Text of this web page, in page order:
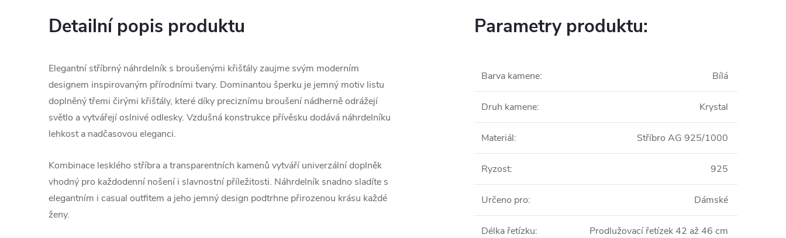
Detailní popis produktu
Elegantní stříbrný náhrdelník s broušenými křišťály zaujme svým moderním
designem inspirovaným přírodními tvary. Dominantou šperku je jemný motiv listu
doplněný třemi čirými křišťály, které díky preciznímu broušení nádherně odrážejí
světlo a vytvářejí oslnivé odlesky. Vzdušná konstrukce přívěsku dodává náhrdelníku
lehkost a nadčasovou eleganci.
Kombinace lesklého stříbra a transparentních kamenů vytváří univerzální doplněk
vhodný pro každodenní nošení i slavnostní příležitosti. Náhrdelník snadno sladíte s
elegantním i casual outfitem a jeho jemný design podtrhne přirozenou krásu každé
ženy.
Parametry produktu:
Barva kamene: Bílá
Druh kamene: Krystal
Materiál: Stříbro AG 925/1000
Ryzost: 925
Určeno pro: Dámské
Délka řetízku: Prodlužovací řetízek 42 až 46 cm